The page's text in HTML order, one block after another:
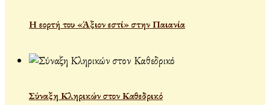
Η εορτή του «Άξιον εστί» στην Παιανία
Σύναξη Κληρικών στον Καθεδρικό